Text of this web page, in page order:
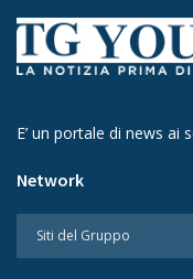
E’ un portale di news ai
Network